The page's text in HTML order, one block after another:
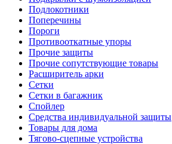
Подлокотники
Поперечины
Пороги
Противооткатные упоры
Прочие защиты
Прочие сопутствующие товары
Расширитель арки
Сетки
Сетки в багажник
Спойлер
Средства индивидуальной защиты
Товары для дома
Тягово-сцепные устройства